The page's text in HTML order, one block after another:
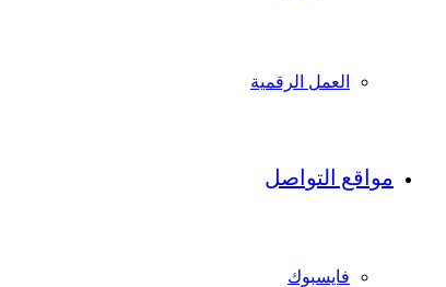
العمل الرقمية
مواقع التواصل
فايسبوك